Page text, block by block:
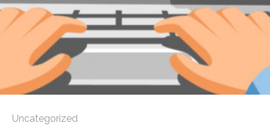
Uncategorized